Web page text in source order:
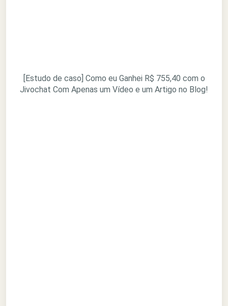
[Estudo de caso] Como eu Ganhei R$ 755,40 com o
Jivochat Com Apenas um Vídeo e um Artigo no Blog!